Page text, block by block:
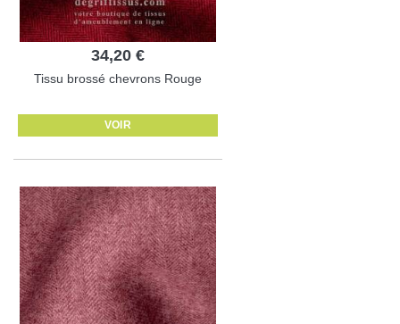
34,20 €
Tissu brossé chevrons Rouge
VOIR